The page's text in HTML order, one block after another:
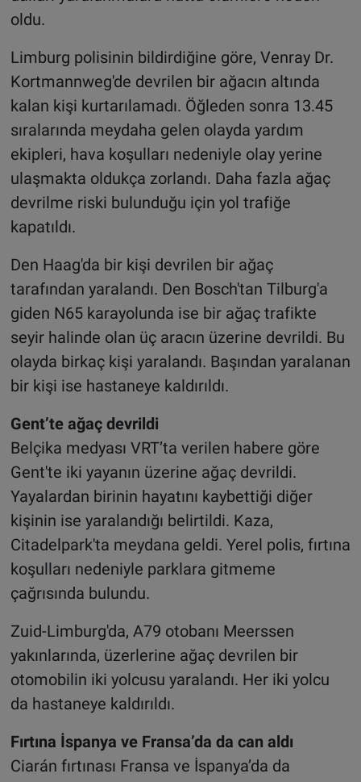
oldu.
Limburg polisinin bildirdiğine göre, Venray Dr.
Kortmannweg'de devrilen bir ağacın altında
kalan kişi kurtarılamadı. Öğleden sonra 13.45
sıralarında meydaha gelen olayda yardım
ekipleri, hava koşulları nedeniyle olay yerine
ulaşmakta oldukça zorlandı. Daha fazla ağaç
devrilme riski bulunduğu için yol trafiğe
kapatıldı.
Den Haag'da bir kişi devrilen bir ağaç
tarafından yaralandı. Den Bosch'tan Tilburg'a
giden N65 karayolunda ise bir ağaç trafikte
seyir halinde olan üç aracın üzerine devrildi. Bu
olayda birkaç kişi yaralandı. Başından yaralanan
bir kişi ise hastaneye kaldırıldı.
Gent’te ağaç devrildi
Belçika medyası VRT’ta verilen habere göre
Gent'te iki yayanın üzerine ağaç devrildi.
Yayalardan birinin hayatını kaybettiği diğer
kişinin ise yaralandığı belirtildi. Kaza,
Citadelpark'ta meydana geldi. Yerel polis, fırtına
koşulları nedeniyle parklara gitmeme
çağrısında bulundu.
Zuid-Limburg'da, A79 otobanı Meerssen
yakınlarında, üzerlerine ağaç devrilen bir
otomobilin iki yolcusu yaralandı. Her iki yolcu
da hastaneye kaldırıldı.
Fırtına İspanya ve Fransa’da da can aldı
Ciarán fırtınası Fransa ve İspanya’da da